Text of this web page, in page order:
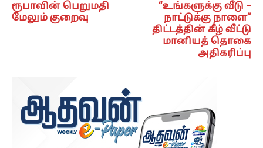
ரூபாவின் பெறுமதி
மேலும் குறைவு
“உங்களுக்கு வீடு –
நாட்டுக்கு நாளை”
திட்டத்தின் கீழ் வீட்டு
மானியத் தொகை
அதிகரிப்பு